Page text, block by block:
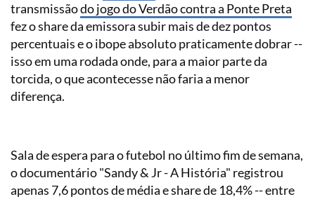
transmissãodo jogo do Verdão contra a Ponte Preta
fez o share da emissora subir mais de dez pontos
percentuais e o ibope absoluto praticamente dobrar --
isso em uma rodada onde, para a maior parte da
torcida, o que acontecesse não faria a menor
diferença.
Sala de espera para o futebol no último fim de semana,
o documentário "Sandy & Jr - A História" registrou
apenas 7,6 pontos de média e share de 18,4% -- entre